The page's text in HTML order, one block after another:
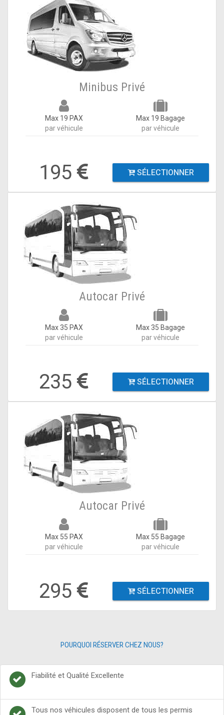
Minibus Privé
Max 19 PAX
par véhicule
Max 19 Bagage
par véhicule
195 SÉLECTIONNER
Autocar Privé
Max 35 PAX
par véhicule
Max 35 Bagage
par véhicule
235 SÉLECTIONNER
Autocar Privé
Max 55 PAX
par véhicule
Max 55 Bagage
par véhicule
295 SÉLECTIONNER
POURQUOI RÉSERVER CHEZ NOUS?
Fiabilité et Qualité Excellente
Tous nos véhicules disposent de tous les permis